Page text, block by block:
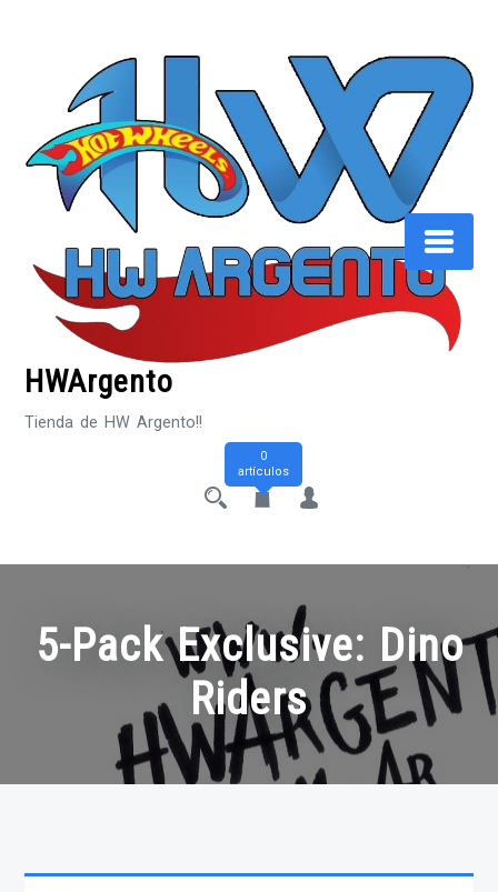
HWArgento
Tienda de HW Argento!!
0
artículos
5-Pack Exclusive: Dino
Riders